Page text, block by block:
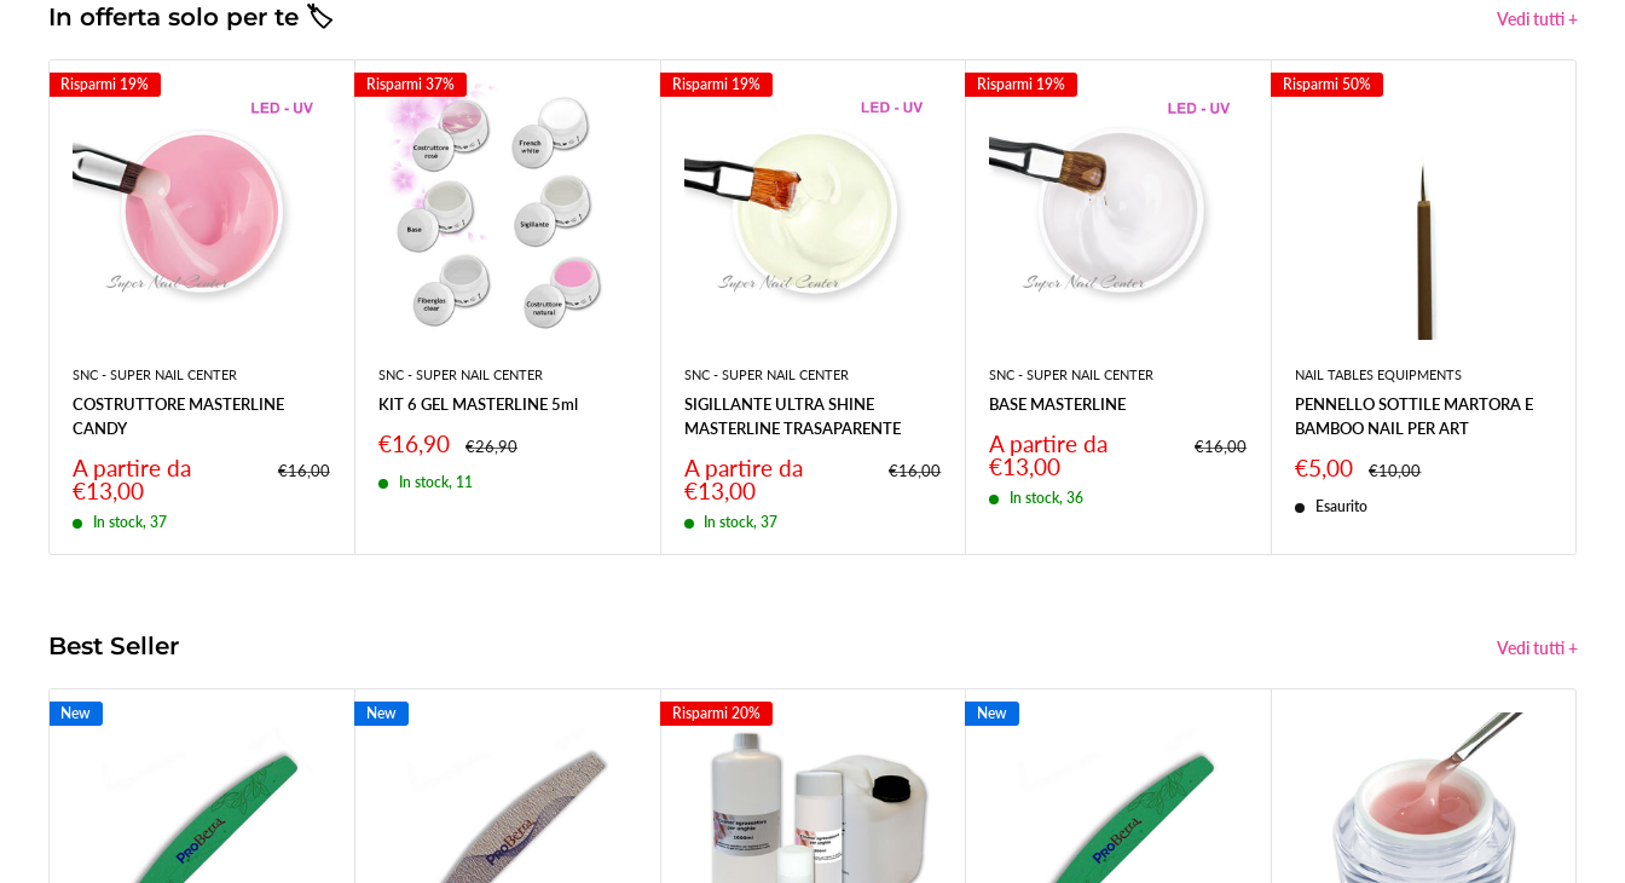
In offerta solo per te 🏷 Vedi tutti +
Risparmi 19%
SNC - SUPER NAIL CENTER
COSTRUTTORE MASTERLINE
CANDY
Prezzo
scontato
A partire da
€13,00
Prezzo
€16,00
In stock, 37
Risparmi 37%
SNC - SUPER NAIL CENTER
KIT 6 GEL MASTERLINE 5ml
Prezzo
scontato
€16,90 Prezzo
€26,90
In stock, 11
Risparmi 19%
SNC - SUPER NAIL CENTER
SIGILLANTE ULTRA SHINE
MASTERLINE TRASAPARENTE
Prezzo
scontato
A partire da
€13,00
Prezzo
€16,00
In stock, 37
Risparmi 19%
SNC - SUPER NAIL CENTER
BASE MASTERLINE
Prezzo
scontato
A partire da
€13,00
Prezzo
€16,00
In stock, 36
Risparmi 50%
NAIL TABLES EQUIPMENTS
PENNELLO SOTTILE MARTORA E
BAMBOO NAIL PER ART
Prezzo
scontato
€5,00 Prezzo
€10,00
Esaurito
Best Seller Vedi tutti +
New New Risparmi 20% New